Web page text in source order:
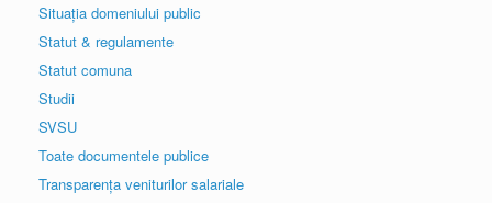
Situația domeniului public
Statut & regulamente
Statut comuna
Studii
SVSU
Toate documentele publice
Transparența veniturilor salariale